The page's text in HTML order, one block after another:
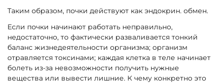
Таким образом, почки действуют как эндокрин. обмен.
Если почки начинают работать неправильно,
недостаточно, то фактически разваливается тонкий
баланс жизнедеятельности организма; организм
отравляется токсинами; каждая клетка в теле начинает
болеть из-за невозможности получить нужные
вещества или вывести лишние. К чему конкретно это